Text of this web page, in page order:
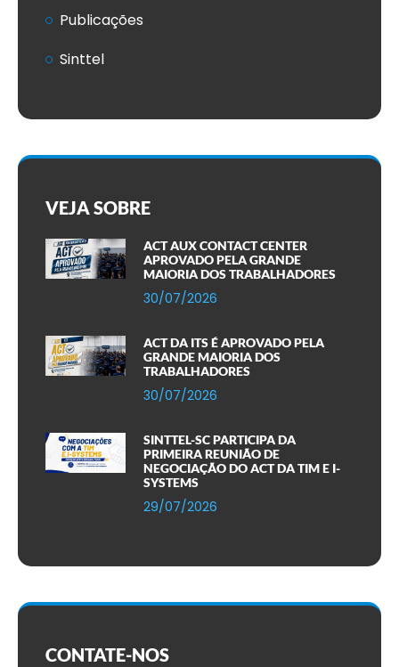
Publicações
Sinttel
VEJA SOBRE
ACT AUX CONTACT CENTER
APROVADO PELA GRANDE
MAIORIA DOS TRABALHADORES
30/07/2026
ACT DA ITS É APROVADO PELA
GRANDE MAIORIA DOS
TRABALHADORES
30/07/2026
SINTTEL-SC PARTICIPA DA
PRIMEIRA REUNIÃO DE
NEGOCIAÇÃO DO ACT DA TIM E I-
SYSTEMS
29/07/2026
CONTATE-NOS